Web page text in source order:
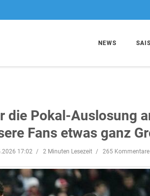
NEWS
die Pokal-Auslosung
Fans etwas ganz
17:02 2 Minuten Lesezeit 265 Kommentare